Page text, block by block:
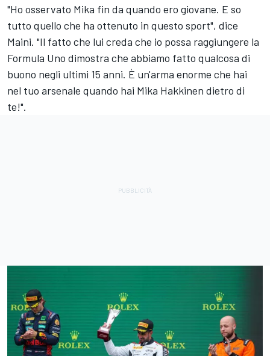
"Ho osservato Mika fin da quando ero giovane. E so
tutto quello che ha ottenuto in questo sport", dice
Maini. "Il fatto che lui creda che io possa raggiungere la
Formula Uno dimostra che abbiamo fatto qualcosa di
buono negli ultimi 15 anni. È un'arma enorme che hai
nel tuo arsenale quando hai Mika Hakkinen dietro di
te!".